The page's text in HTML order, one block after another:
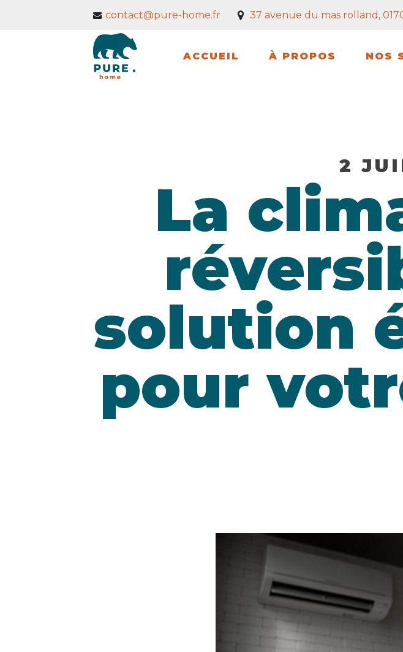
contact@pure-home.fr 37 avenue du mas rolland,
ACCUEIL À PROPOS NOS
2
La
solution
pour